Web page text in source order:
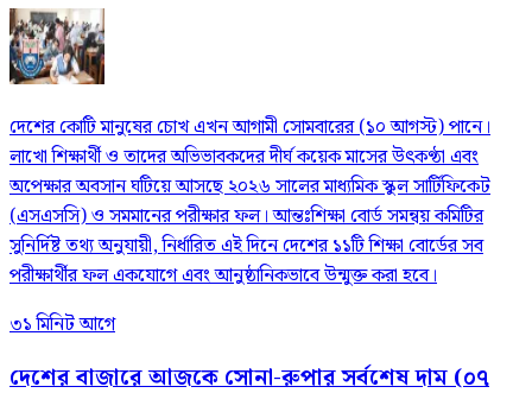
দেশের কোটি মানুষের চোখ এখন আগামী সোমবারের (১০ আগস্ট) পানে।
লাখো শিক্ষার্থী ও তাদের অভিভাবকদের দীর্ঘ কয়েক মাসের উৎকণ্ঠা এবং
অপেক্ষার অবসান ঘটিয়ে আসছে ২০২৬ সালের মাধ্যমিক স্কুল সার্টিফিকেট
(এসএসসি) ও সমমানের পরীক্ষার ফল। আন্তঃশিক্ষা বোর্ড সমন্বয় কমিটির
সুনির্দিষ্ট তথ্য অনুযায়ী, নির্ধারিত এই দিনে দেশের ১১টি শিক্ষা বোর্ডের সব
পরীক্ষার্থীর ফল একযোগে এবং আনুষ্ঠানিকভাবে উন্মুক্ত করা হবে।
৩১ মিনিট আগে
দেশের বাজারে আজকে সোনা-রুপার সর্বশেষ দাম (০৭